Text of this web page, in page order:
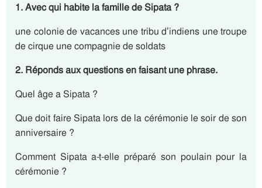
1. Avec qui habite la famille de Sipata ?
une colonie de vacances une tribu d’indiens une troupe
de cirque une compagnie de soldats
2. Réponds aux questions en faisant une phrase.
Quel âge a Sipata ?
Que doit faire Sipata lors de la cérémonie le soir de son
anniversaire ?
Comment Sipata a-t-elle préparé son poulain pour la
cérémonie ?